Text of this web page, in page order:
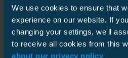
We use cookies to ensure that
experience on our website. If
changing your settings, we'll
to receive all cookies from this
about our privacy policy
enemmän vikoja viime
maastossa haittaavat
vaikeakulkuisuus ja niinkin
isojen mäkien luomat